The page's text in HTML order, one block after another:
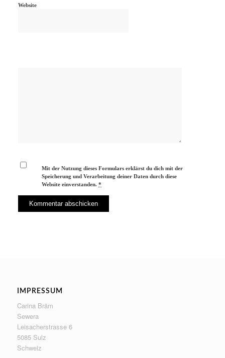
Website
Mit der Nutzung dieses Formulars erklärst du dich mit der
Speicherung und Verarbeitung deiner Daten durch diese
Website einverstanden.*
IMPRESSUM
Carina Bräm
Sewera
Leisacherstrasse 6
5085 Sulz
Schweiz